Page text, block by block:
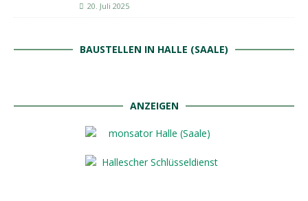
20. Juli 2025
BAUSTELLEN IN HALLE (SAALE)
ANZEIGEN